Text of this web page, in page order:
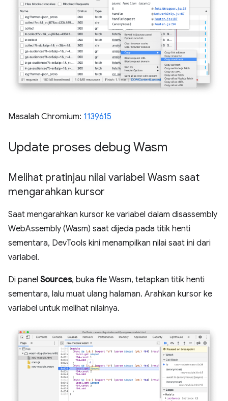
Masalah Chromium: 1139615
Update proses debug Wasm
Melihat pratinjau nilai variabel Wasm saat
mengarahkan kursor
Saat mengarahkan kursor ke variabel dalam disassembly
WebAssembly (Wasm) saat dijeda pada titik henti
sementara, DevTools kini menampilkan nilai saat ini dari
variabel.
Di panel Sources, buka file Wasm, tetapkan titik henti
sementara, lalu muat ulang halaman. Arahkan kursor ke
variabel untuk melihat nilainya.